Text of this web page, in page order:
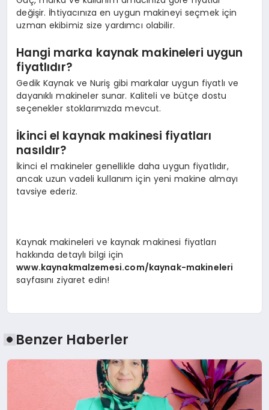
değişir. İhtiyacınıza en uygun makineyi seçmek için
uzman ekibimiz size yardımcı olabilir.
Hangi marka kaynak makineleri uygun
fiyatlıdır?
Gedik Kaynak ve Nuriş gibi markalar uygun fiyatlı ve
dayanıklı makineler sunar. Kaliteli ve bütçe dostu
seçenekler stoklarımızda mevcut.
İkinci el kaynak makinesi fiyatları
nasıldır?
İkinci el makineler genellikle daha uygun fiyatlıdır,
ancak uzun vadeli kullanım için yeni makine almayı
tavsiye ederiz.
Kaynak makineleri ve kaynak makinesi fiyatları
hakkında detaylı bilgi için
www.kaynakmalzemesi.com/kaynak-makineleri
sayfasını ziyaret edin!
Benzer Haberler